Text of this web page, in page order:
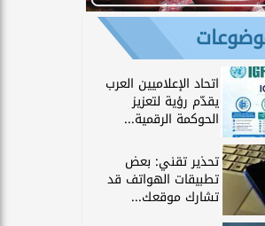
اتحاد الإعلاميين العرب
يقدّم رؤية لتعزيز
الحوكمة الرقمية...
تحذير تقني: بعض
تطبيقات الهواتف قد
تشارك موقعك...